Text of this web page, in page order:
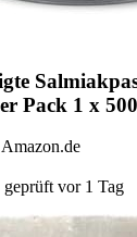
Pack 1 x
vor 1 Tag